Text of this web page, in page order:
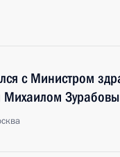
с Министром
Михаилом